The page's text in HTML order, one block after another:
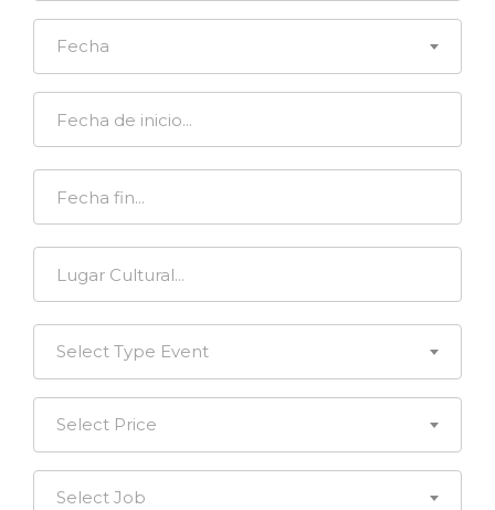
Fecha
Select Type Event
Select Price
Select Job